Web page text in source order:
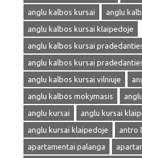
anglu kalbos kursai
anglu
anglu kalbos kursai klaipedoje
anglu kalbos kursai
anglu kalbos kursai
anglu kalbos kursai vilniuje
anglu kalbos mokymasis
anglu kursai
anglu kursai
anglu kursai klaipedoje
antro
apartamentai palanga